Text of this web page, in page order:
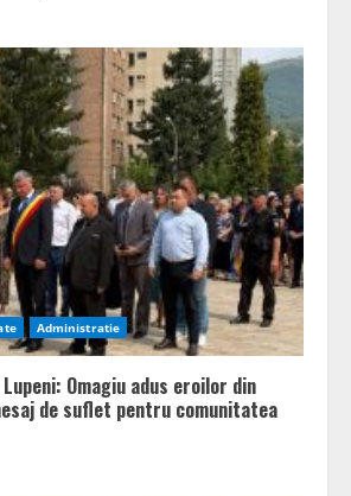
Administratie
Omagiu adus eroilor din
de suflet pentru comunitatea